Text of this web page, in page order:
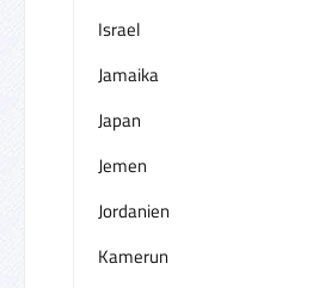
Israel
Jamaika
Japan
Jemen
Jordanien
Kamerun